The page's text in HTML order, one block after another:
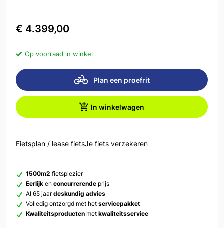
€ 4.399,00
Op voorraad in winkel
Plan een proefrit
In winkelwagen
Fietsplan / lease fietsJe fiets verzekeren
1500m2 fietsplezier
Eerlijk en concurrerende prijs
Al 65 jaardeskundig advies
Volledig ontzorgd met het servicepakket
Kwaliteitsproducten met kwaliteitsservice